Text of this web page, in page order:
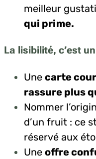
meilleur
qui prime.
La lisibilité, c’est
Une carte
rassure plus
Nommer
d’un fruit : ce
réservé aux
Une offre